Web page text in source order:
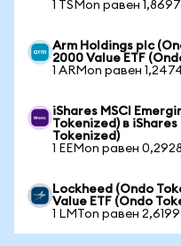
1 TSMon равен
Arm Holdings plc
2000 Value ETF
1 ARMon равен
iShares MSCI
Tokenized) в iShares
Tokenized)
1 EEMon равен
Lockheed (Ondo
Value ETF (Ondo
1 LMTon равен